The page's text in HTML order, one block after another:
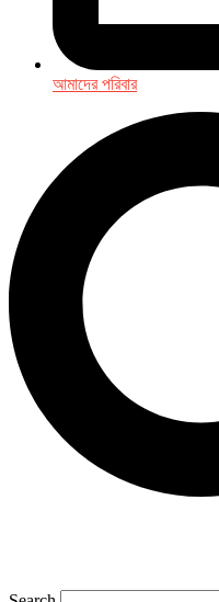
আমাদের পরিবার